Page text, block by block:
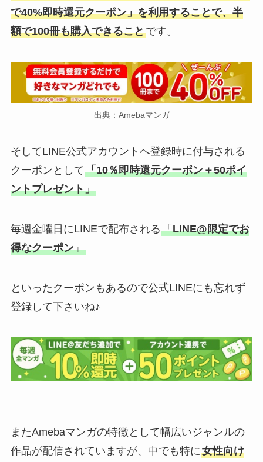
で40%即時還元クーポン」を利用することで、半
額で100冊も購入できることです。
出典：Amebaマンガ
そしてLINE公式アカウントへ登録時に付与される
クーポンとして「10％即時還元クーポン＋50ポイ
ントプレゼント」
毎週金曜日にLINEで配布される「LINE@限定でお
得なクーポン」
といったクーポンもあるので公式LINEにも忘れず
登録して下さいね♪
またAmebaマンガの特徴として幅広いジャンルの
作品が配信されていますが、中でも特に女性向け